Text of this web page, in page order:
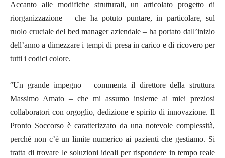
Accanto alle modifiche strutturali, un articolato progetto di
riorganizzazione – che ha potuto puntare, in particolare, sul
ruolo cruciale del bed manager aziendale – ha portato dall’inizio
dell’anno a dimezzare i tempi di presa in carico e di ricoveroper
tutti i codici colore.
“Un grande impegno– commenta il direttore della struttura
Massimo Amato – che mi assumo insieme ai miei preziosi
collaboratori con orgoglio, dedizione e spirito di innovazione. Il
Pronto Soccorso è caratterizzato da una notevole complessità,
perché non c’è un limite numerico ai pazienti che gestiamo. Si
tratta di trovare le soluzioni ideali per rispondere in tempo reale